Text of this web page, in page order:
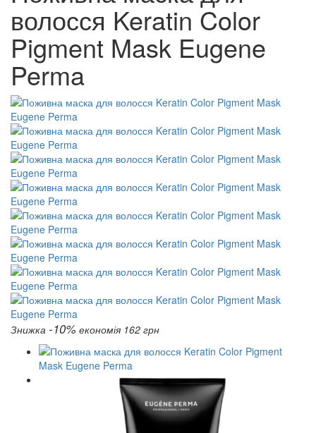
волосся Keratin Color
Pigment Mask Eugene
Perma
Знижка -10% економія 162 грн